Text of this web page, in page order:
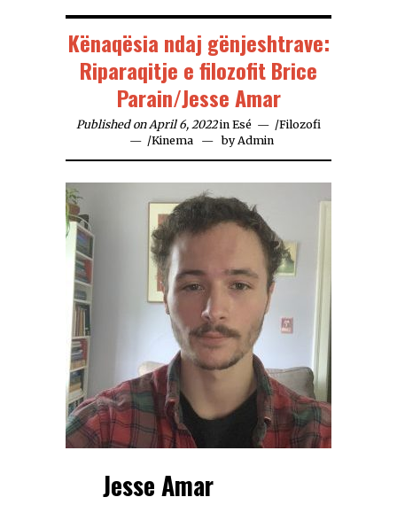
Kënaqësia ndaj gënjeshtrave:
Riparaqitje e filozofit Brice
Parain/Jesse Amar
Published on April 6, 2022 in Esé /Filozofi
/Kinema byAdmin
Jesse Amar